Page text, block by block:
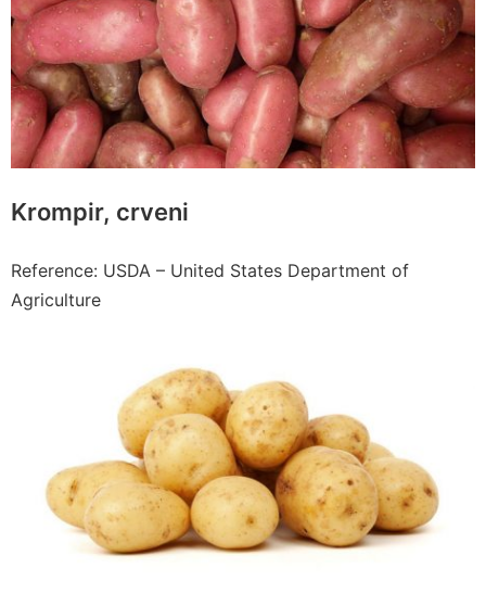
Krompir, crveni
Reference: USDA – United States Department of
Agriculture